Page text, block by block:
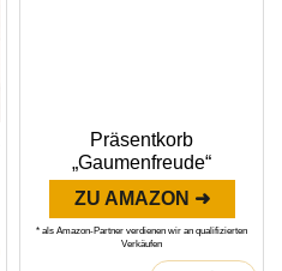
Präsentkorb
„Gaumenfreude“
ZU AMAZON ➜
* als Amazon-Partner verdienen wir an qualifizierten
Verkäufen